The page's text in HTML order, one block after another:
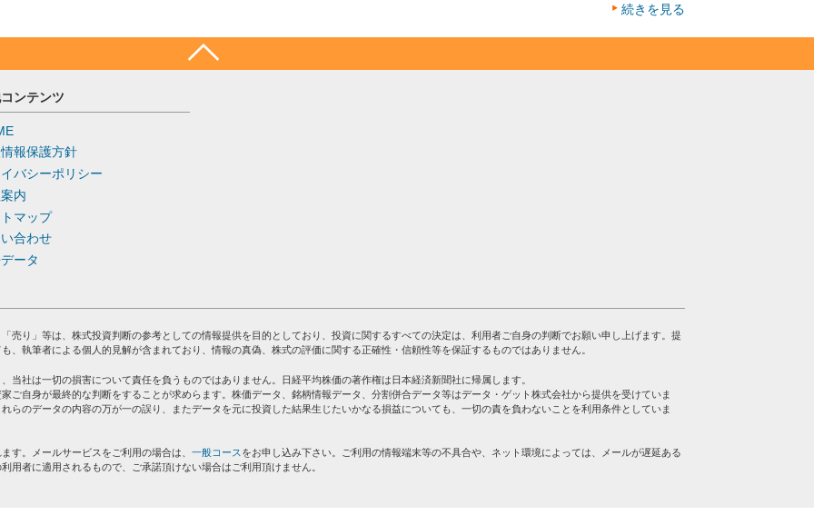
続きを見る
ンテンツ
報保護方針
バシーポリシー
内
マップ
合わせ
ータ
売り」等は、株式投資判断の参考としての情報提供を目的としており、投資に関するすべての決定は、利用者ご自身の判断でお願い申し上げます。提
、執筆者による個人的見解が含まれており、情報の真偽、株式の評価に関する正確性・信頼性等を保証するものではありません。
当社は一切の損害について責任を負うものではありません。日経平均株価の著作権は日本経済新聞社に帰属します。
ご自身が最終的な判断をすることが求めらます。株価データ、銘柄情報データ、分割併合データ等はデータ・ゲット株式会社から提供を受けていま
らのデータの内容の万が一の誤り、またデータを元に投資した結果生じたいかなる損益についても、一切の責を負わないことを利用条件としていま
す。メールサービスをご利用の場合は、 一般コースをお申し込み下さい。ご利用の情報端末等の不具合や、ネット環境によっては、メールが遅延ある
用者に適用されるもので、ご承諾頂けない場合はご利用頂けません。